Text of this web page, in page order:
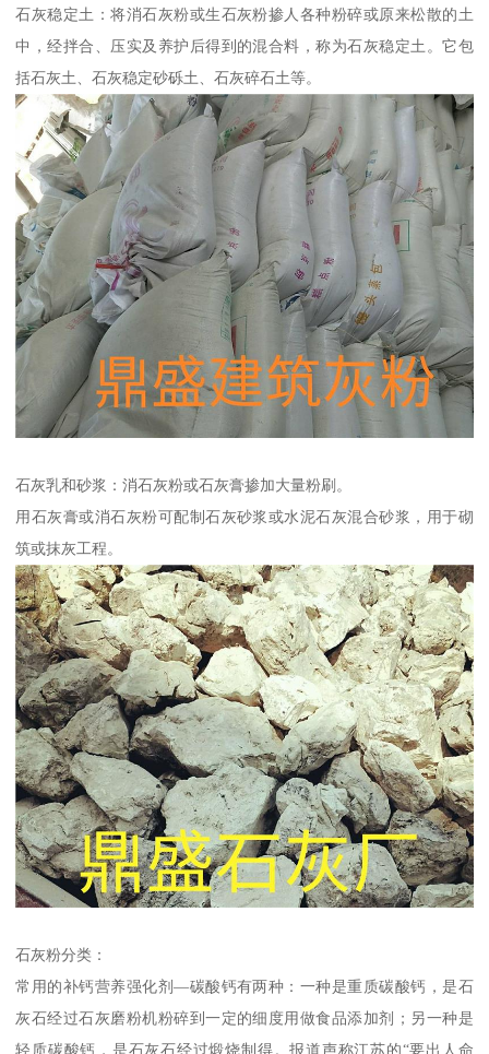
石灰稳定土：将消石灰粉或生石灰粉掺人各种粉碎或原来松散的土
中，经拌合、压实及养护后得到的混合料，称为石灰稳定土。它包
括石灰土、石灰稳定砂砾土、石灰碎石土等。
石灰乳和砂浆：消石灰粉或石灰膏掺加大量粉刷。
用石灰膏或消石灰粉可配制石灰砂浆或水泥石灰混合砂浆，用于砌
筑或抹灰工程。
石灰粉分类：
常用的补钙营养强化剂—碳酸钙有两种：一种是重质碳酸钙，是石
灰石经过石灰磨粉机粉碎到一定的细度用做食品添加剂；另一种是
轻质碳酸钙，是石灰石经过煅烧制得。报道声称江苏的“要出人命